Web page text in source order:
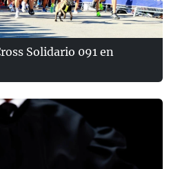
Solidario 091 en